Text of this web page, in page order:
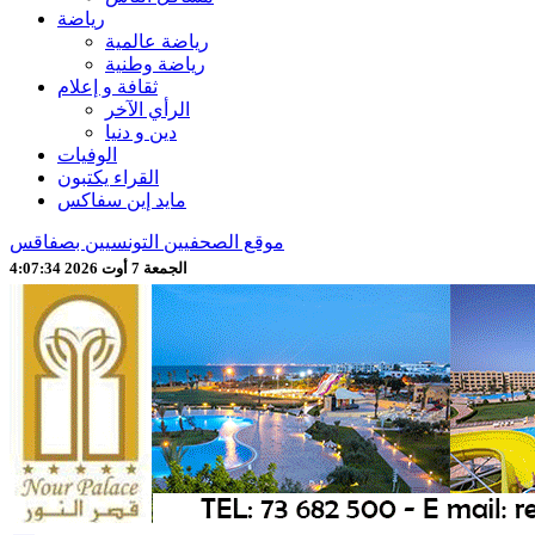
رياضة
رياضة عالمية
رياضة وطنية
ثقافة و إعلام
الرأي الآخر
دين و دنيا
الوفيات
القراء يكتبون
مايد إين سفاكس
موقع الصحفيين التونسيين بصفاقس
الجمعة 7 أوت 2026 4:07:37